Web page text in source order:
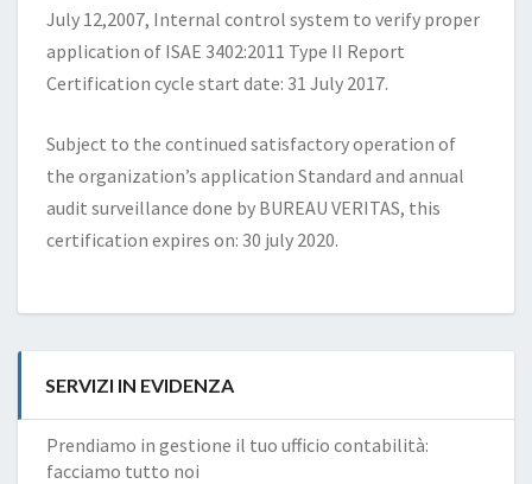
July 12,2007, Internal control system to verify proper
application of ISAE 3402:2011 Type II Report
Certification cycle start date: 31 July 2017.
Subject to the continued satisfactory operation of
the organization’s application Standard and annual
audit surveillance done by BUREAU VERITAS, this
certification expires on: 30 july 2020.
SERVIZI IN EVIDENZA
Prendiamo in gestione il tuo ufficio contabilità:
facciamo tutto noi